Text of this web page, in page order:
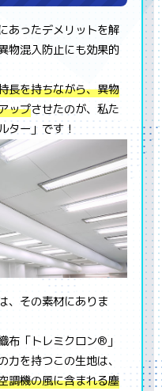
あったデメリットを解
物混入防止にも効果的
長を持ちながら、異物
ップさせたのが、私た
ター」です！
、その素材にありま
布「トレミクロン®」
を持つこの生地は、
調機の風に含まれる塵